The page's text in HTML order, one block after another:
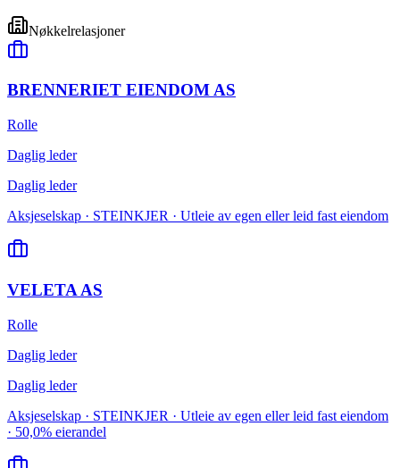
Nøkkelrelasjoner
BRENNERIET EIENDOM AS
Rolle
Daglig leder
Daglig leder
Aksjeselskap · STEINKJER · Utleie av egen eller leid fast eiendom
VELETA AS
Rolle
Daglig leder
Daglig leder
Aksjeselskap · STEINKJER · Utleie av egen eller leid fast eiendom
· 50,0% eierandel